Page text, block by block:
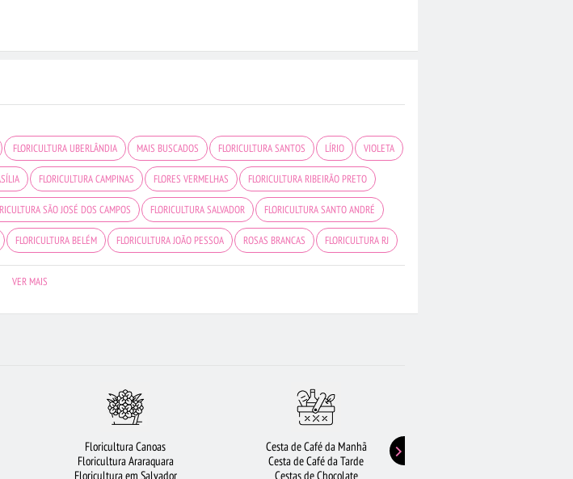
FLORICULTURA UBERLÂNDIA MAIS BUSCADOS FLORICULTURA SANTOS LÍRIO VIOLETA
FLORICULTURA CAMPINAS FLORES VERMELHAS FLORICULTURA RIBEIRÃO PRETO
SÃO JOSÉ DOS CAMPOS FLORICULTURA SALVADOR FLORICULTURA SANTO ANDRÉ
FLORICULTURA BELÉM FLORICULTURA JOÃO PESSOA ROSAS BRANCAS FLORICULTURA RJ
VER MAIS
Floricultura Canoas
Floricultura Araraquara
Floricultura em Salvador
Cesta de Café da Manhã
Cesta de Café da Tarde
Cestas de Chocolate